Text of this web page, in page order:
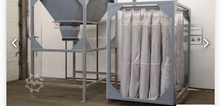
Zustand: Anlage ist ungebraucht -Hersteller: INFASTAUB,
Filteranlage Patronenfilter mit pneumatischer
Filterreinigung -Typ: AJV 800-980-22 P -Zyklonabscheider:
aus Edelstahl -Öffnung Eingang: Ø 110 mm -Öffnung
Ausgang: pneumatischer Absperschieber Ø 300 mm -
Abmessung: 1730/1730/H5500 mm -Anzahl: 2 Stück
vorhanden -Preis: pro Stück -Transportabmessung: 4
Lademeter Höhe 1730 mm -Gewicht: 1120 kg Csdpfxsytgrxe
Ak Deha